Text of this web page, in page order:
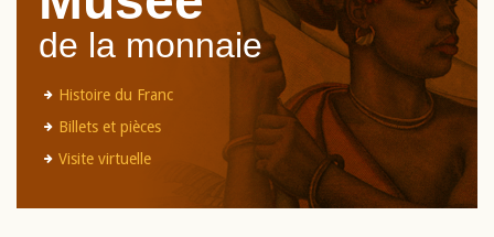
de la monnaie
Histoire du Franc
Billets et pièces
Visite virtuelle